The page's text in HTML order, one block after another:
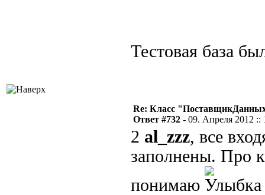
Тестовая база
Re: Класс
Ответ #732 - 09. Апреля 2012 ::
2 al_zzz, все
заполнены. Про
понимаю